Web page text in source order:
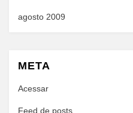
agosto 2009
META
Acessar
Feed de posts